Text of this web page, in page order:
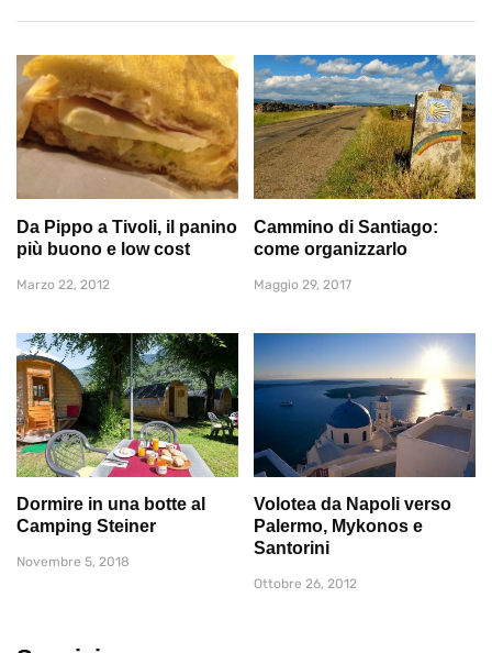
Da Pippo a Tivoli, il panino
più buono e low cost
Marzo 22, 2012
Cammino di Santiago:
come organizzarlo
Maggio 29, 2017
Dormire in una botte al
Camping Steiner
Novembre 5, 2018
Volotea da Napoli verso
Palermo, Mykonos e
Santorini
Ottobre 26, 2012